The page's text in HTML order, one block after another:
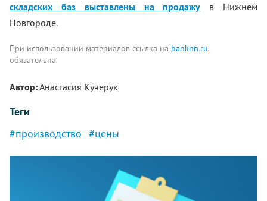
складских баз выставлены на продажу в Нижнем
Новгороде.
При использовании материалов ссылка на banknn.ru
обязательна.
Автор:Анастасия Кучерук
Теги
#производство #цены